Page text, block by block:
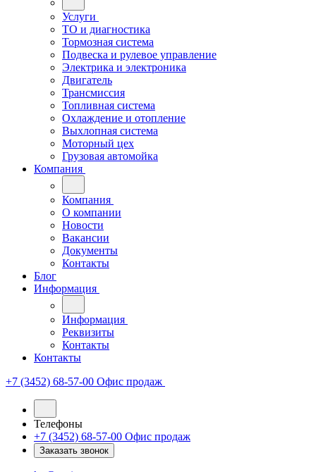
Услуги
ТО и диагностика
Тормозная система
Подвеска и рулевое управление
Электрика и электроника
Двигатель
Трансмиссия
Топливная система
Охлаждение и отопление
Выхлопная система
Моторный цех
Грузовая автомойка
Компания
Компания
О компании
Новости
Вакансии
Документы
Контакты
Блог
Информация
Информация
Реквизиты
Контакты
Контакты
+7 (3452) 68-57-00 Офис продаж
Телефоны
+7 (3452) 68-57-00 Офис продаж
Заказать звонок